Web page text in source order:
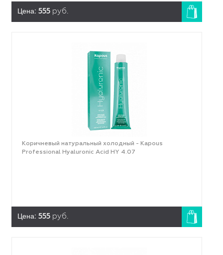
Цена: 555 руб.
Коричневый натуральный холодный - Kapous
Professional Hyaluronic Acid HY 4.07
Цена: 555 руб.